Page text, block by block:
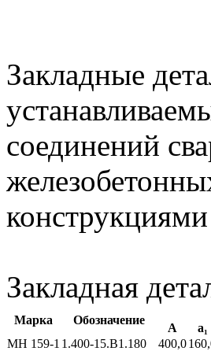
Закладные
соединений
Закладная
Марка Обозначение
А
а₁
МН 159-1 1.400-15.В1.180 400,0